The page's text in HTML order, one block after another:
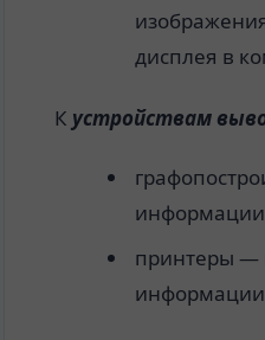
дисплея в
К устройствам
принтеры —